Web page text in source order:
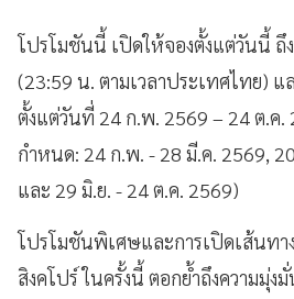
โปรโมชันนี้ เปิดให้จองตั้งแต่วันนี้ ถึ
(23:59 น. ตามเวลาประเทศไทย) แ
ตั้งแต่วันที่ 24 ก.พ. 2569 – 24 ต.ค.
กำหนด: 24 ก.พ. - 28 มี.ค. 2569,
และ 29 มิ.ย. - 24 ต.ค. 2569)
โปรโมชันพิเศษและการเปิดเส้นทา
สิงคโปร์ ในครั้งนี้ ตอกย้ำถึงความมุ่ง